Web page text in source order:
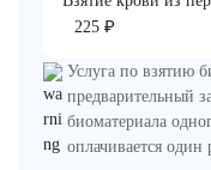
225 ₽
Услуга по взятию
предварительный
биоматериала
оплачивается один